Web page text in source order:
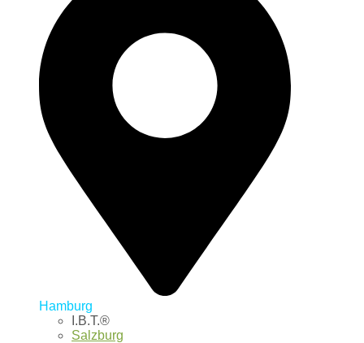
Hamburg
I.B.T.®
Salzburg